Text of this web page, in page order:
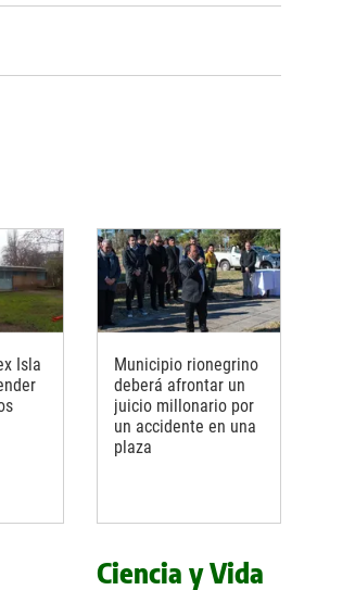
Isla
Municipio rionegrino
deberá afrontar un
juicio millonario por
un accidente en una
plaza
Ciencia y Vida